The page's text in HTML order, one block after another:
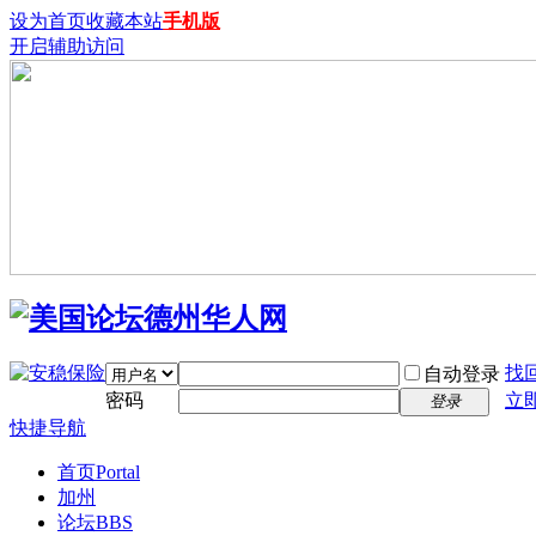
设为首页收藏本站手机版
开启辅助访问
自动登录 找
密码
登录
立
快捷导航
首页Portal
加州
论坛BBS